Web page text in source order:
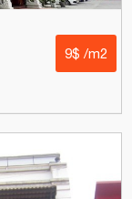
9$ /m2